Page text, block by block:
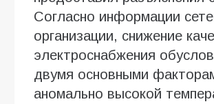
Согласно информации
организации, снижение
электроснабжения
двумя основными
аномально высокой